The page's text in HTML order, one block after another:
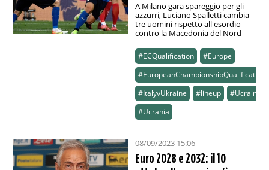
A Milano gara spareggio per gli
azzurri, Luciano Spalletti cambia
tre uomini rispetto all'esordio
contro la Macedonia del Nord
#ECQualification
#Europe
#EuropeanChampionshipQualification
#ItalyvUkraine
#lineup
#Ucraina
#Ucrania
08/09/2023 15:06
Euro 2028 e 2032: il 10